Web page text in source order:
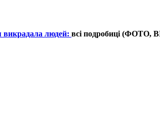
викрадала людей: всі подробиці (ФОТО,